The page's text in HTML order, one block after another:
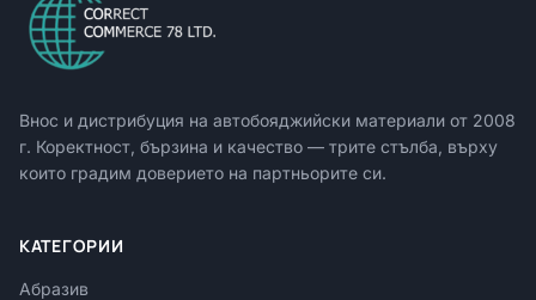
Внос и дистрибуция на автобояджийски материали от 2008
г. Коректност, бързина и качество — трите стълба, върху
които градим доверието на партньорите си.
КАТЕГОРИИ
Абразив